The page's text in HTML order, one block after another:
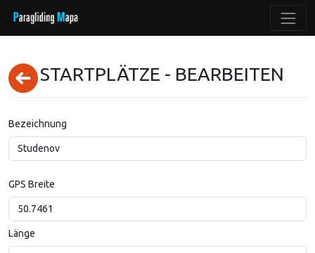
STARTPLÄTZE - BEARBEITEN
Bezeichnung
GPS Breite
Länge